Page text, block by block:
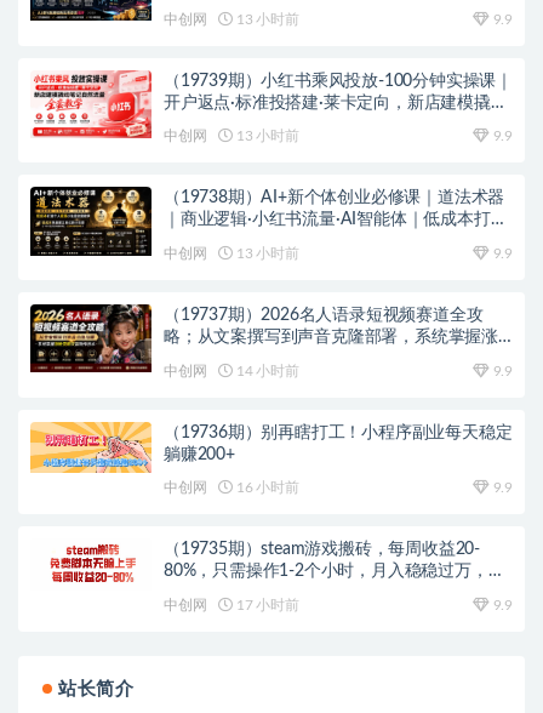
中创网 13 小时前 9.9
（19739期）小红书乘风投放-100分钟实操课｜
开户返点·标准投搭建·莱卡定向，新店建模撬动
中创网 13 小时前 9.9
（19738期）AI+新个体创业必修课｜道法术器
｜商业逻辑·小红书流量·AI智能体｜低成本打造
中创网 13 小时前 9.9
（19737期）2026名人语录短视频赛道全攻
略；从文案撰写到声音克隆部署，系统掌握涨
中创网 14 小时前 9.9
（19736期）别再瞎打工！小程序副业每天稳定
躺赚200+
中创网 16 小时前 9.9
（19735期）steam游戏搬砖，每周收益20-
80%，只需操作1-2个小时，月入稳稳过万，零
中创网 17 小时前 9.9
站长简介